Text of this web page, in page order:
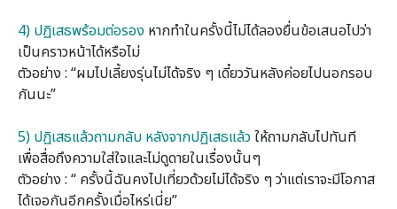
4) ปฏิเสธพร้อมต่อรอง หากทําในครั้งนี้ไม่ได้ลองยื่นข้อเสนอไปว่า
เป็นคราวหน้าได้หรือไม่
ตัวอย่าง : “ผมไปเลี้ยงรุ่นไม่ได้จริง ๆ เดี๋ยววันหลังค่อยไปนอกรอบ
กันนะ”
5) ปฏิเสธแล้วถามกลับ หลังจากปฏิเสธแล้วให้ถามกลับไปทันที
เพื่อสื่อถึงความใส่ใจและไม่ดูดายในเรื่องนั้นๆ
ตัวอย่าง : “ ครั้งนี้ฉันคงไปเที่ยวด้วยไม่ได้จริง ๆ ว่าแต่เราจะมีโอกาส
ได้เจอกันอีกครั้งเมื่อไหร่เนี่ย”